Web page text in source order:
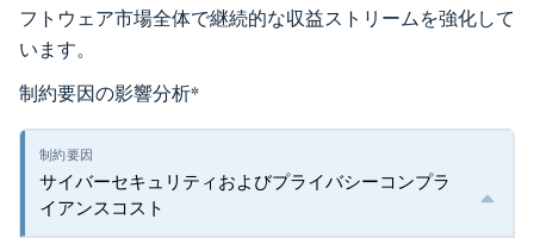
フトウェア市場全体で継続的な収益ストリームを強化して
います。
制約要因の影響分析*
サイバーセキュリティおよびプライバシーコンプラ
イアンスコスト